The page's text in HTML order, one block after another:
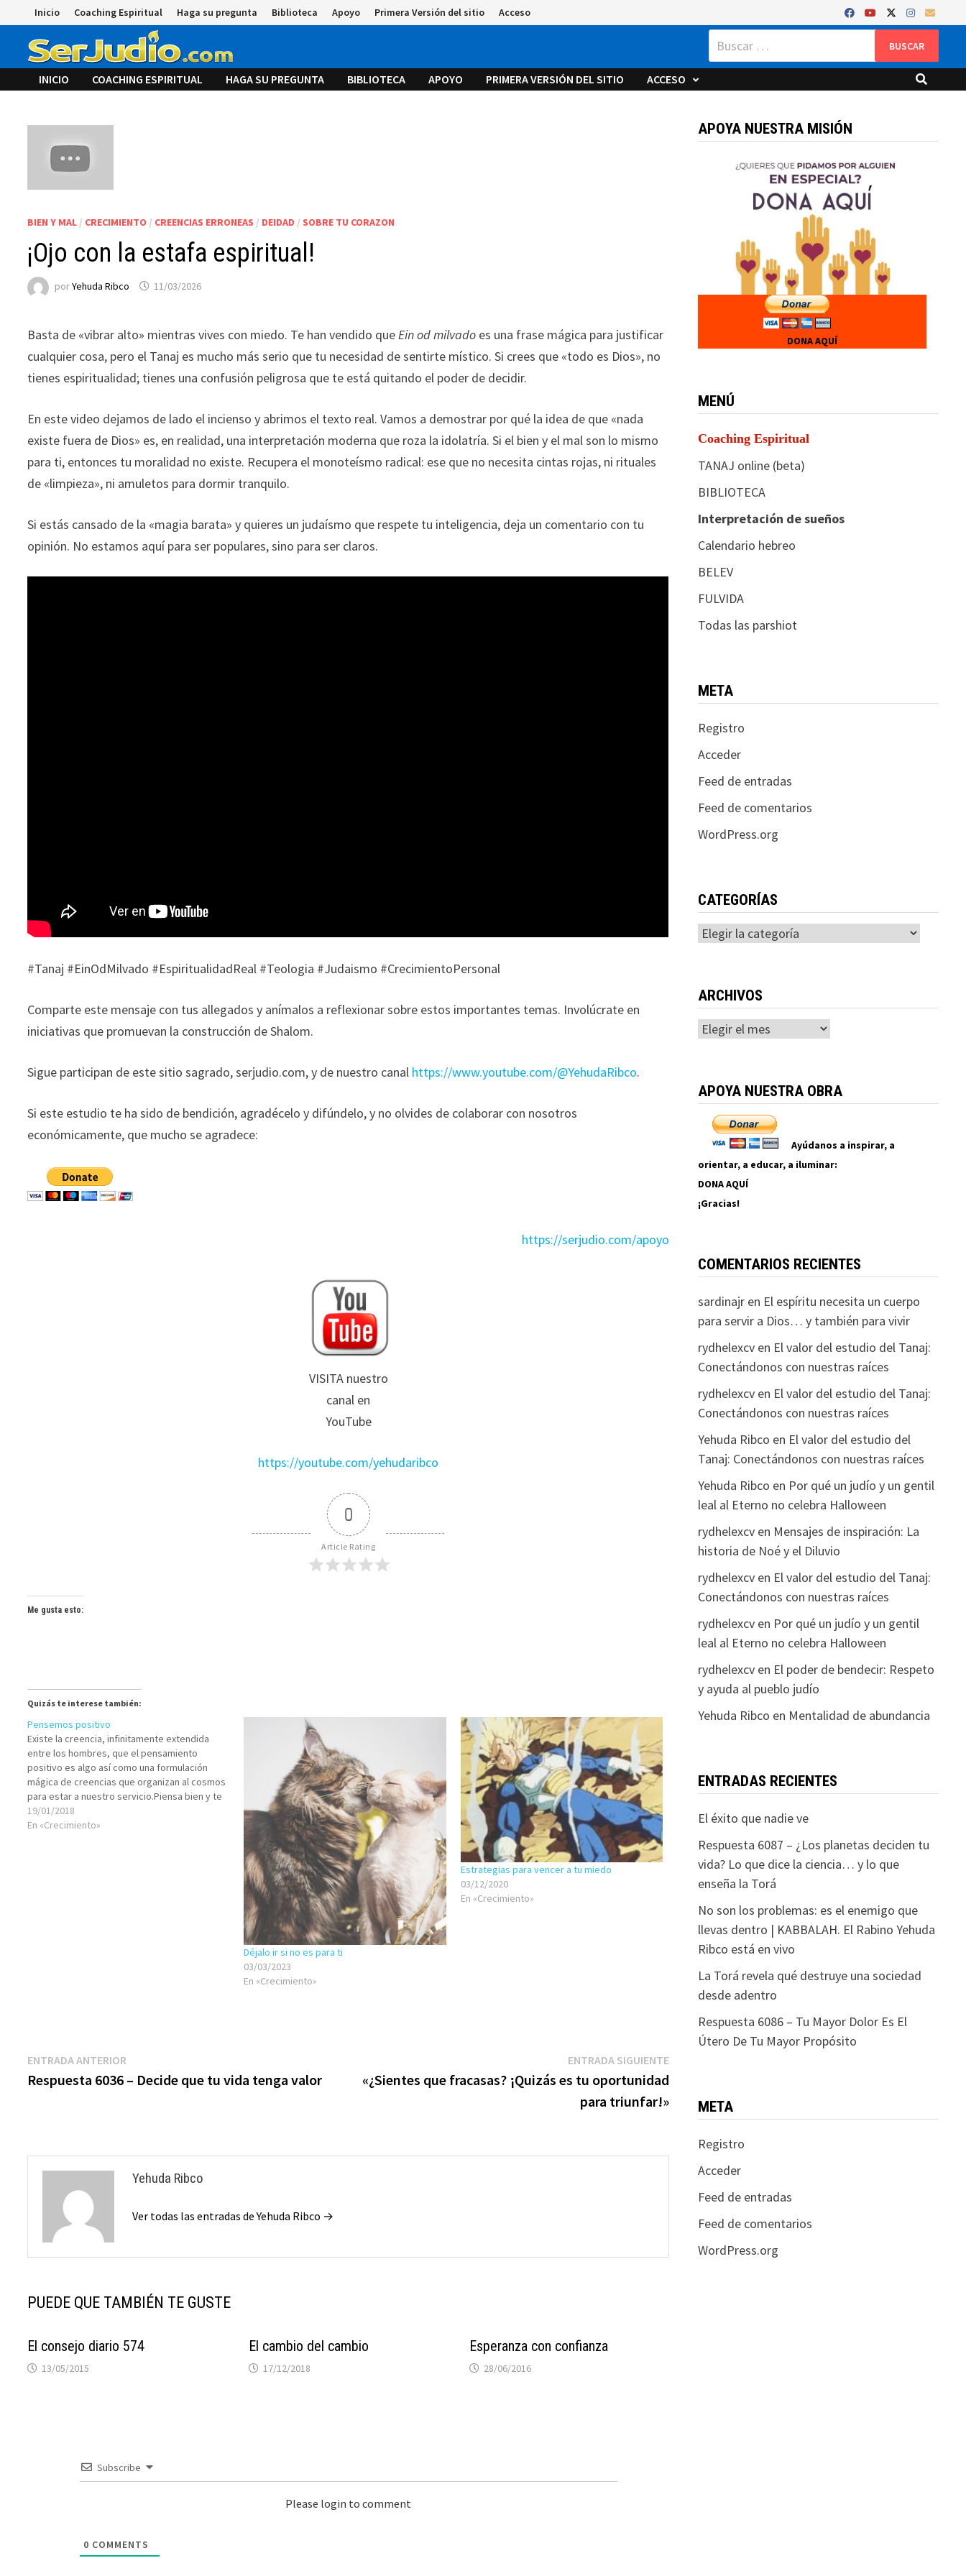
al
contenido
Inicio Coaching Espiritual Haga su pregunta Biblioteca Apoyo Primera Versión del sitio Acceso
Buscar:
INICIO COACHING ESPIRITUAL HAGA SU PREGUNTA BIBLIOTECA APOYO PRIMERA VERSIÓN DEL SITIO ACCESO
BIEN Y MAL / CRECIMIENTO / CREENCIAS ERRONEAS / DEIDAD / SOBRE TU CORAZON
¡Ojo con la estafa espiritual!
porYehuda Ribco 11/03/2026
Basta de «vibrar alto» mientras vives con miedo. Te han vendido queEin od milvado es una frase mágica para justificar
cualquier cosa, pero el Tanaj es mucho más serio que tu necesidad de sentirte místico. Si crees que «todo es Dios», no
tienes espiritualidad; tienes una confusión peligrosa que te está quitando el poder de decidir.
En este video dejamos de lado el incienso y abrimos el texto real. Vamos a demostrar por qué la idea de que «nada
existe fuera de Dios» es, en realidad, una interpretación moderna que roza la idolatría. Si el bien y el mal son lo mismo
para ti, entonces tu moralidad no existe. Recupera el monoteísmo radical: ese que no necesita cintas rojas, ni rituales
de «limpieza», ni amuletos para dormir tranquilo.
Si estás cansado de la «magia barata» y quieres un judaísmo que respete tu inteligencia, deja un comentario con tu
opinión. No estamos aquí para ser populares, sino para ser claros.
#Tanaj #EinOdMilvado #EspiritualidadReal #Teologia #Judaismo #CrecimientoPersonal
Comparte este mensaje con tus allegados y anímalos a reflexionar sobre estos importantes temas. Involúcrate en
iniciativas que promuevan la construcción de Shalom.
Sigue participan de este sitio sagrado, serjudio.com, y de nuestro canal https://www.youtube.com/@YehudaRibco.
Si este estudio te ha sido de bendición, agradécelo y difúndelo, y no olvides de colaborar con nosotros
económicamente, que mucho se agradece:
https://serjudio.com/apoyo
VISITA nuestro
canal en
YouTube
https://youtube.com/yehudaribco
0
Article Rating
Me gusta esto:
Quizás te interese también:
Pensemos positivo
Existe la creencia, infinitamente extendida
entre los hombres, que el pensamiento
positivo es algo así como una formulación
mágica de creencias que organizan al cosmos
para estar a nuestro servicio.Piensa bien y te
irá bien, porque el señor Coelho que está en
los cielos te lo dice, y el señor…
19/01/2018
En «Crecimiento»
Déjalo ir si no es para ti
03/03/2023
En «Crecimiento»
Estrategias para vencer a tu miedo
03/12/2020
En «Crecimiento»
Navegación
de
ENTRADA ANTERIOR
anterior:
Respuesta 6036 – Decide que tu vida tenga valor
ENTRADA SIGUIENTEEntrada
siguiente:
«¿Sientes que fracasas? ¡Quizás es tu oportunidad
para triunfar!»
Yehuda Ribco
Ver todas las entradas de Yehuda Ribco →
PUEDE QUE TAMBIÉN TE GUSTE
El consejo diario 574
13/05/2015
El cambio del cambio
17/12/2018
Esperanza con confianza
28/06/2016
Subscribe
Please login to comment
0 COMMENTS
APOYA NUESTRA MISIÓN
DONA AQUÍ
MENÚ
Coaching Espiritual
TANAJ online (beta)
BIBLIOTECA
Interpretación de sueños
Calendario hebreo
BELEV
FULVIDA
Todas las parshiot
META
Registro
Acceder
Feed de entradas
Feed de comentarios
WordPress.org
CATEGORÍAS
Categorías
ARCHIVOS
Archivos
APOYA NUESTRA OBRA
Ayúdanos a inspirar, a
orientar, a educar, a iluminar:
DONA AQUÍ
¡Gracias!
COMENTARIOS RECIENTES
sardinajren El espíritu necesita un cuerpo
para servir a Dios… y también para vivir
rydhelexcven El valor del estudio del Tanaj:
Conectándonos con nuestras raíces
rydhelexcven El valor del estudio del Tanaj:
Conectándonos con nuestras raíces
Yehuda Ribco en El valor del estudio del
Tanaj: Conectándonos con nuestras raíces
Yehuda Ribco en Por qué un judío y un gentil
leal al Eterno no celebra Halloween
rydhelexcven Mensajes de inspiración: La
historia de Noé y el Diluvio
rydhelexcven El valor del estudio del Tanaj:
Conectándonos con nuestras raíces
rydhelexcven Por qué un judío y un gentil
leal al Eterno no celebra Halloween
rydhelexcven El poder de bendecir: Respeto
y ayuda al pueblo judío
Yehuda Ribco en Mentalidad de abundancia
ENTRADAS RECIENTES
El éxito que nadie ve
Respuesta 6087 – ¿Los planetas deciden tu
vida? Lo que dice la ciencia… y lo que
enseña la Torá
No son los problemas: es el enemigo que
llevas dentro | KABBALAH. El Rabino Yehuda
Ribco está en vivo
La Torá revela qué destruye una sociedad
desde adentro
Respuesta 6086 – Tu Mayor Dolor Es El
Útero De Tu Mayor Propósito
META
Registro
Acceder
Feed de entradas
Feed de comentarios
WordPress.org